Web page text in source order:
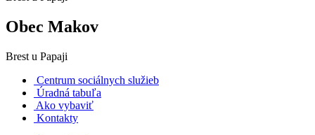
Obec Makov
Brest u Papaji
Centrum sociálnych služieb
Úradná tabuľa
Ako vybaviť
Kontakty